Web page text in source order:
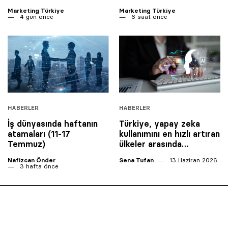
Marketing Türkiye
4 gün önce
Marketing Türkiye
6 saat önce
HABERLER
İş dünyasında haftanın
atamaları (11-17
Temmuz)
Nafizcan Önder
3 hafta önce
HABERLER
Türkiye, yapay zeka
kullanımını en hızlı artıran
ülkeler arasında…
Sena Tufan 13 Haziran 2026